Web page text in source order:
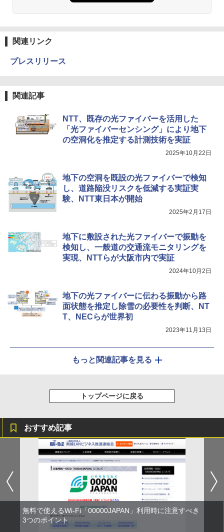
関連リンク
プレスリリース
関連記事
NTT、既存の光ファイバーを活用した
「光ファイバーセンシング」により地下
の空洞化を推定する計測技術を実証
2025年10月22日
地下の空洞を既設の光ファイバーで検知
し、道路陥没リスクを低減する実証実
験、NTT東日本が開始
2025年2月17日
地下に敷設された光ファイバーで振動を
検知し、一般道の交通流モニタリングを
実現、NTTらが大阪市内で実証
2024年10月2日
地下の光ファイバーに伝わる振動から路
面状態を推定し除雪の必要性を判断、NT
T、NECらが世界初
2023年11月13日
もっと関連記事を見る
トップページに戻る
おすすめ記事
無料で使えるWi-Fi「00000JAPAN」利用時に注意すべき
3つのポイント